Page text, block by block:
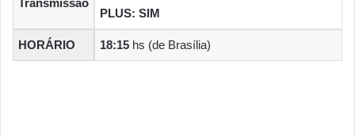
PLUS: SIM
HORÁRIO 18:15 hs (de Brasília)